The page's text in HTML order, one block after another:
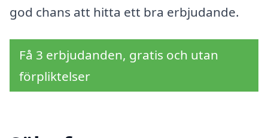
god chans att hitta ett bra erbjudande.
Få 3 erbjudanden, gratis och utan
förpliktelser